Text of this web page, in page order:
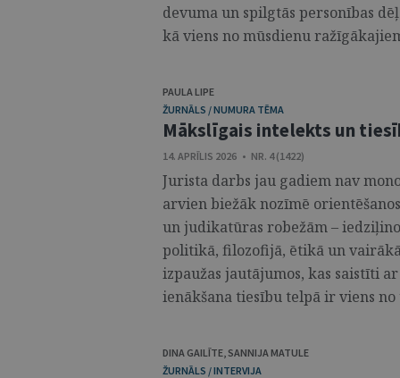
devuma un spilgtās personības
kā viens no mūsdienu
PAULA LIPE
ŽURNĀLS / NUMURA TĒMA
Mākslīgais intelekts un
14. APRĪLIS 2026 • NR. 4 (1422)
Jurista darbs jau gadiem nav
arvien biežāk nozīmē
un judikatūras robežām –
politikā, filozofijā, ētikā un
izpaužas jautājumos, kas saistīti
ienākšana tiesību telpā ir viens
DINA GAILĪTE,SANNIJA MATULE
ŽURNĀLS / INTERVIJA